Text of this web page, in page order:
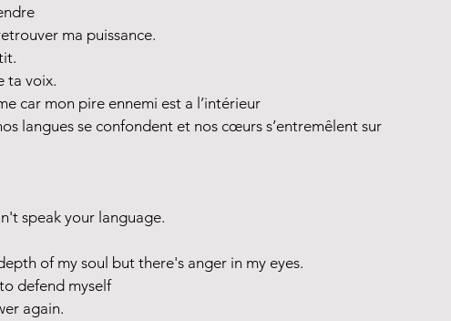
ma puissance.
ta voix.
car mon pire ennemi est a l’intérieur
langues se confondent et nos cœurs s’entremêlent sur
speak your language.
of my soul but there's anger in my eyes.
defend myself
again.